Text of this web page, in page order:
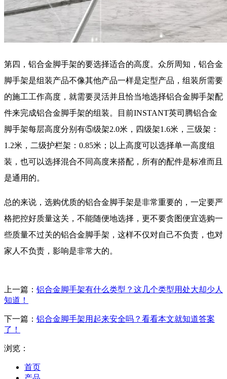
第四，铝合金脚手架的要选择适合的高度。众所周知，铝合金
脚手架是组装产品不像其他产品一样是定型产品，组装所需要
的施工工作高度，就需要灵活并且恰当地选择铝合金脚手架配
件来完成铝合金脚手架的组装。目前INSTANT英司腾铝合金
脚手架每层高度分别有⑤级架2.0米，四级架1.6米，三级架：
1.2米，二级护栏架：0.85米；以上高度可以选择单一高度组
装，也可以选择混合不同高度来搭配，所有的配件是标准而且
是通用的。
总的来说，选购优质的铝合金脚手架是非常重要的，一定要严
格把控好质量这关，不能随便地选择，更不要贪图便宜选购一
些质量不过关的铝合金脚手架，这样不仅对自己不负责，也对
家人不负责，影响是非常大的。
上一篇： 铝合金脚手架有什么类型？这几个类型用处大却少人
知道！
下一篇： 铝合金脚手架用起来安全吗？看看本文就知道答案
了！
浏览：
首页